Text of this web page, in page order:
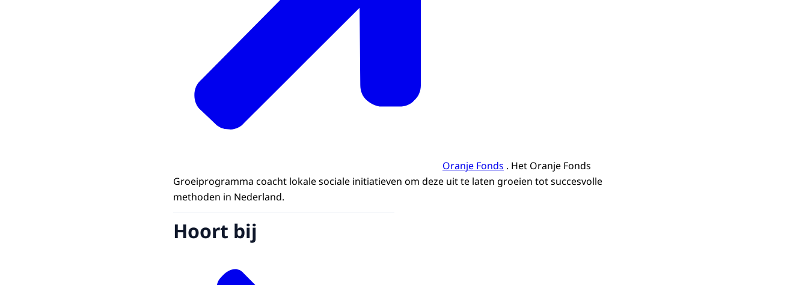
Oranje Fonds . Het Oranje Fonds
Groeiprogramma coacht lokale sociale initiatieven om deze uit te laten groeien tot succesvolle
methoden in Nederland.
Hoort bij